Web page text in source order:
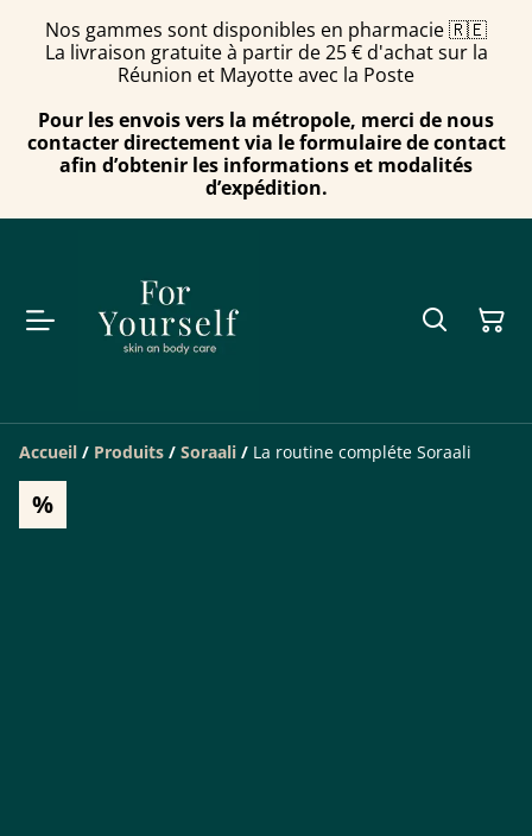
Nos gammes sont disponibles en pharmacie 🇷🇪
La livraison gratuite à partir de 25 € d'achat sur la
Réunion et Mayotte avec la Poste
Pour les envois vers la métropole, merci de nous
contacter directement via le formulaire de contact
afin d’obtenir les informations et modalités
d’expédition.
Accueil / Produits / Soraali / La routine compléte Soraali
%